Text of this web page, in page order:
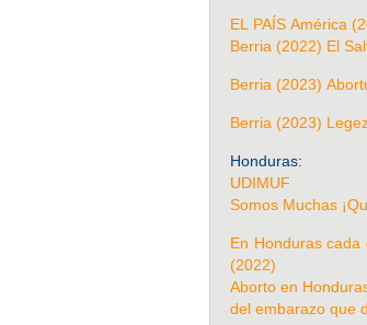
EL PAÍS América
Berria (2022) El
Berria (2023)
Berria (2023)
Honduras:
UDIMUF
Somos Muchas
En Honduras
(2022)
Aborto en
del embarazo que